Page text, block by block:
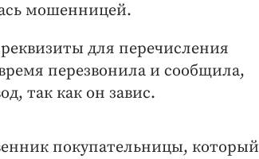
мошенницей.
для перечисления
перезвонила и сообщила,
так как он завис.
покупательницы, который